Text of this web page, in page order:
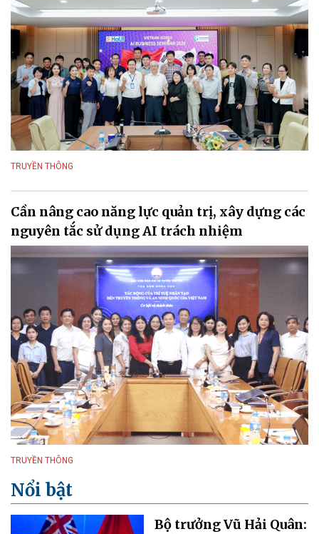
TRUYỀN THÔNG
Cần nâng cao năng lực quản trị, xây dựng các
nguyên tắc sử dụng AI trách nhiệm
TRUYỀN THÔNG
Nổi bật
Bộ trưởng Vũ Hải Quân: